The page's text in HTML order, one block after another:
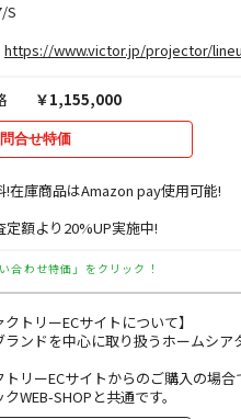
S
https://www.victor.jp/projector/
￥1,155,000
合せ特価
在庫商品はAmazon pay使用可能!
額より20%UP実施中!
合わせ特価」をクリック！
トリーECサイトについて】
ンドを中心に取り扱うホームシア
リーECサイトからのご購入の場
WEB-SHOPと共通です。